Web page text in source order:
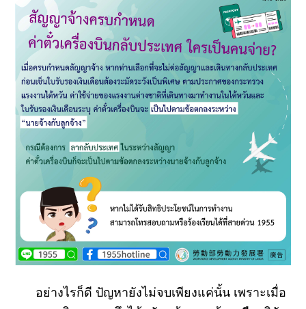
อย่างไรก็ดี ปัญหายังไม่จบเพียงแค่นั้น เพราะเมื่อ